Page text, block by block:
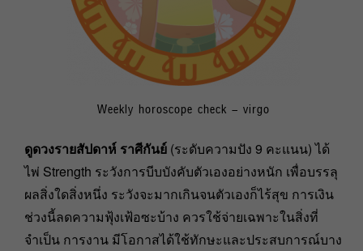
Weekly horoscope check – virgo
ดูดวงรายสัปดาห์ ราศีกันย์ (ระดับความปัง 9 คะแนน) ได้
ไพ่ Strength ระวังการบีบบังคับตัวเองอย่างหนัก เพื่อบรรลุ
ผลสิ่งใดสิ่งหนึ่ง ระวังจะมากเกินจนตัวเองก็ไร้สุข การเงิน
ช่วงนี้ลดความฟุ้งเฟ้อซะบ้าง ควรใช้จ่ายเฉพาะในสิ่งที่
จำเป็น การงาน มีโอกาสได้ใช้ทักษะและประสบการณ์บาง